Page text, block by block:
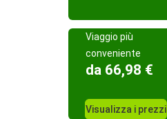
Viaggio più
conveniente
da 66,98 €
Visualizza i prezzi